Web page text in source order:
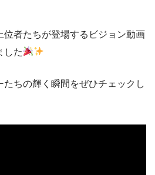
位者たちが登場するビジョン動画
した
たちの輝く瞬間をぜひチェックし